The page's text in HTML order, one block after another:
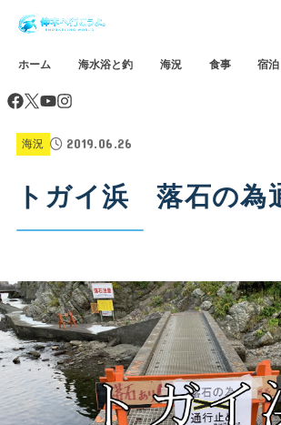
ホーム 海水浴と釣 海況 食事 宿泊
海況 2019.06.26
トガイ浜 落石の為